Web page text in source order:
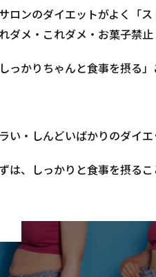
ロンのダイエットがよく「
ダメ・これダメ・お菓子禁
しっかりちゃんと食事を摂る
い・しんどいばかりのダイ
は、しっかりと食事を摂る